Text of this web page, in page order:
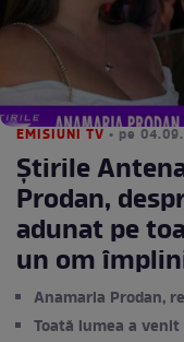
EMISIUNI TV • pe
Știrile
Prodan,
adunat pe
un om
Anamaria Prodan,
Toată lumea a